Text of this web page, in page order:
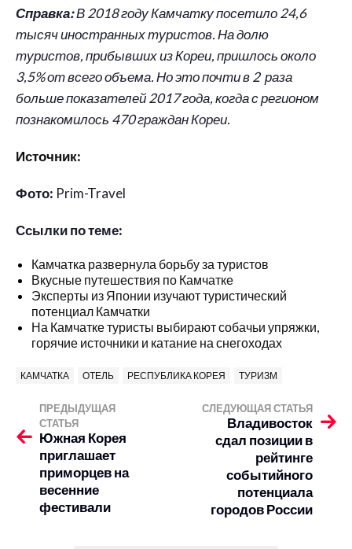
Справка:В 2018 году Камчатку посетило 24,6
тысяч иностранных туристов. На долю
туристов, прибывших из Кореи, пришлось около
3,5% от всего объема. Но это почти в 2 раза
больше показателей 2017 года, когда с регионом
познакомилось 470 граждан Кореи.
Источник:
Фото: Prim-Travel
Ссылки по теме:
Камчатка развернула борьбу за туристов
Вкусные путешествия по Камчатке
Эксперты из Японии изучают туристический
потенциал Камчатки
На Камчатке туристы выбирают собачьи упряжки,
горячие источники и катание на снегоходах
КАМЧАТКА ОТЕЛЬ РЕСПУБЛИКА КОРЕЯ ТУРИЗМ
ПРЕДЫДУЩАЯ
СТАТЬЯ
Южная Корея
приглашает
приморцев на
весенние
фестивали
СЛЕДУЮЩАЯ СТАТЬЯ
Владивосток
сдал позиции в
рейтинге
событийного
потенциала
городов России